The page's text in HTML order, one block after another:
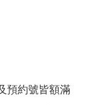
約號皆額滿